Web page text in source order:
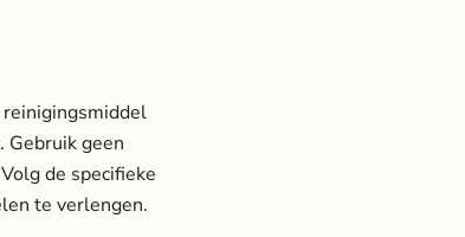
geen
de specifieke
te verlengen.